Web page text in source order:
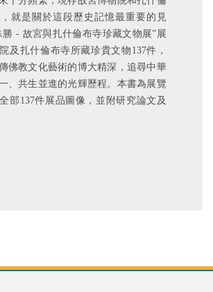
就是關於這段歷史記憶最重要的見
勝 - 故宮與扎什倫布寺珍藏文物展”展
及扎什倫布寺所藏珍貴文物137件，
佛教文化藝術的博大精深，追尋中華
、共生並進的光輝歷程。本書為展覽
部137件展品圖像，並附研究論文及